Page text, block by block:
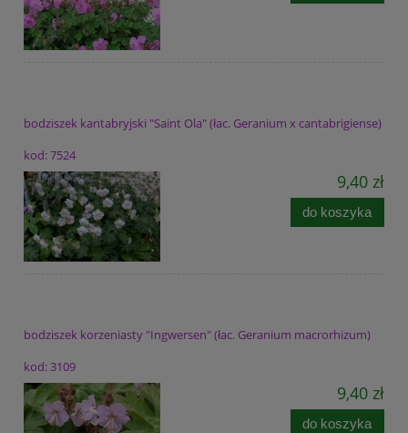
bodziszek kantabryjski "Saint Ola" (łac. Geranium x cantabrigiense)
kod: 7524
9,40 zł
do koszyka
bodziszek korzeniasty "Ingwersen" (łac. Geranium macrorhizum)
kod: 3109
9,40 zł
do koszyka